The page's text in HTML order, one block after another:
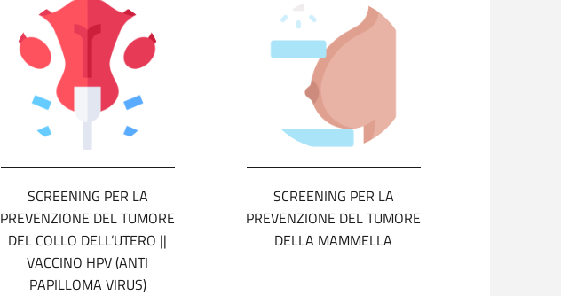
SCREENING PER LA
PREVENZIONE DEL TUMORE
DEL COLLO DELL’UTERO ||
VACCINO HPV (ANTI
PAPILLOMA VIRUS)
SCREENING PER LA
PREVENZIONE DEL TUMORE
DELLA MAMMELLA